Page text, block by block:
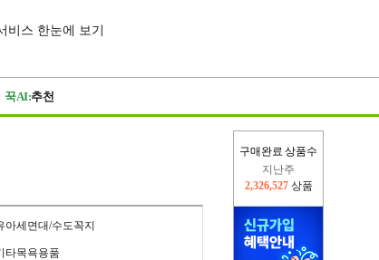
비스 한눈에 보기
꾹AI:추천
구매완료 상품수
지난주
2,326,527 상품
이번주
아세면대/수도꼭지
타목욕용품